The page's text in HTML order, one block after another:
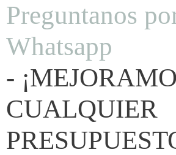
Preguntanos
Whatsapp
-
CUALQUIER